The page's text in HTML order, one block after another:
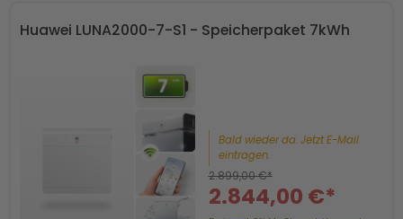
Huawei LUNA2000-7-S1 - Speicherpaket 7kWh
Bald wieder da. Jetzt E-Mail
eintragen.
2.844,00 €*
2.899,00 €*